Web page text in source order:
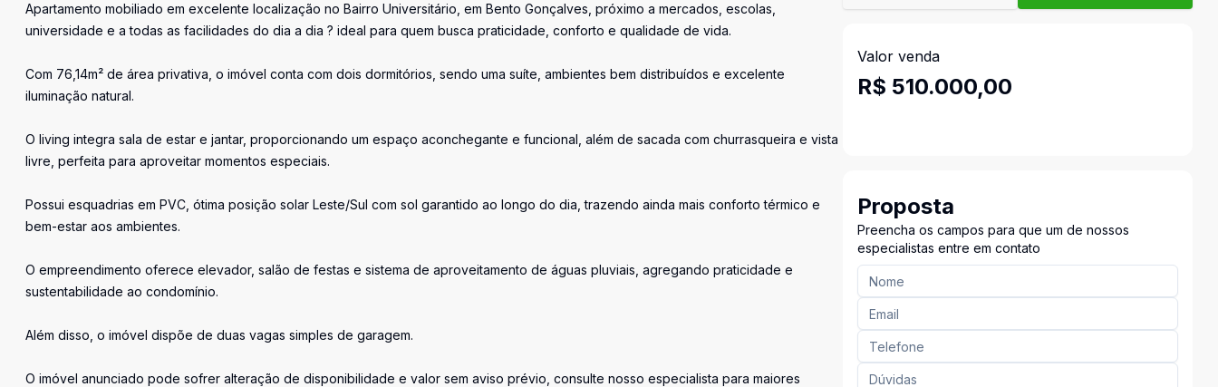
Apartamento mobiliado em excelente localização no Bairro Universitário, em Bento Gonçalves, próximo a mercados, escolas,
universidade e a todas as facilidades do dia a dia ? ideal para quem busca praticidade, conforto e qualidade de vida.
Com 76,14m² de área privativa, o imóvel conta com dois dormitórios, sendo uma suíte, ambientes bem distribuídos e excelente
iluminação natural.
O living integra sala de estar e jantar, proporcionando um espaço aconchegante e funcional, além de sacada com churrasqueira e vista
livre, perfeita para aproveitar momentos especiais.
Possui esquadrias em PVC, ótima posição solar Leste/Sul com sol garantido ao longo do dia, trazendo ainda mais conforto térmico e
bem-estar aos ambientes.
O empreendimento oferece elevador, salão de festas e sistema de aproveitamento de águas pluviais, agregando praticidade e
sustentabilidade ao condomínio.
Além disso, o imóvel dispõe de duas vagas simples de garagem.
O imóvel anunciado pode sofrer alteração de disponibilidade e valor sem aviso prévio, consulte nosso especialista para maiores
Valor venda
R$ 510.000,00
Proposta
Preencha os campos para que um de nossos
especialistas entre em contato